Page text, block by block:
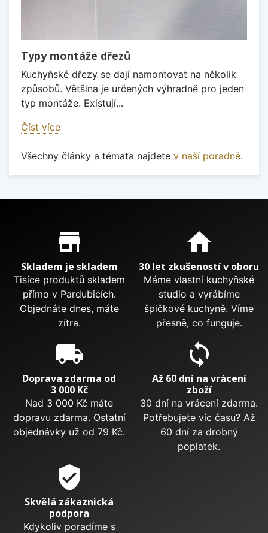
Typy montáže dřezů
Kuchyňské dřezy se dají namontovat na několik
způsobů. Většina je určených výhradně pro jeden
typ montáže. Existují...
Číst více
Všechny články a témata najdete v naší poradně.
Proč nakupovat u nás?
store_mall_directory
Skladem je skladem
Tisíce produktů skladem
přímo v Pardubicích.
Objednáte dnes, máte
zítra.
home
30 let zkušeností v oboru
Máme vlastní kuchyňské
studio a vyrábíme
špičkové kuchyně. Víme
přesně, co funguje.
local_shipping
Doprava zdarma od
3 000 Kč
Nad 3 000 Kč máte
dopravu zdarma. Ostatní
objednávky už od 79 Kč.
sync
Až 60 dní na vrácení
zboží
30 dní na vrácení zdarma.
Potřebujete víc času? Až
60 dní za drobný
poplatek.
verified_user
Skvělá zákaznická
podpora
Kdykoliv poradíme s